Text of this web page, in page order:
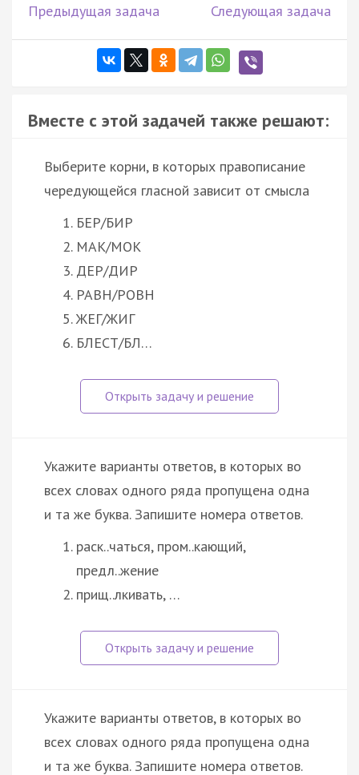
Предыдущая задача Следующая задача
Вместе с этой задачей также решают:
Выберите корни, в которых правописание
чередующейся гласной зависит от смысла
БЕР/БИР
МАК/МОК
ДЕР/ДИР
РАВН/РОВН
ЖЕГ/ЖИГ
БЛЕСТ/БЛ…
Укажите варианты ответов, в которых во
всех словах одного ряда пропущена одна
и та же буква. Запишите номера ответов.
раск..чаться, пром..кающий,
предл..жение
прищ..лкивать, …
Укажите варианты ответов, в которых во
всех словах одного ряда пропущена одна
и та же буква. Запишите номера ответов.